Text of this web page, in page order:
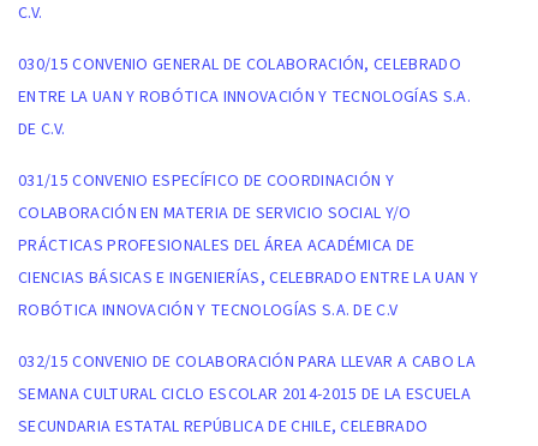
C.V.
030/15 CONVENIO GENERAL DE COLABORACIÓN, CELEBRADO
ENTRE LA UAN Y ROBÓTICA INNOVACIÓN Y TECNOLOGÍAS S.A.
DE C.V.
031/15 CONVENIO ESPECÍFICO DE COORDINACIÓN Y
COLABORACIÓN EN MATERIA DE SERVICIO SOCIAL Y/O
PRÁCTICAS PROFESIONALES DEL ÁREA ACADÉMICA DE
CIENCIAS BÁSICAS E INGENIERÍAS, CELEBRADO ENTRE LA UAN Y
ROBÓTICA INNOVACIÓN Y TECNOLOGÍAS S.A. DE C.V
032/15 CONVENIO DE COLABORACIÓN PARA LLEVAR A CABO LA
SEMANA CULTURAL CICLO ESCOLAR 2014-2015 DE LA ESCUELA
SECUNDARIA ESTATAL REPÚBLICA DE CHILE, CELEBRADO